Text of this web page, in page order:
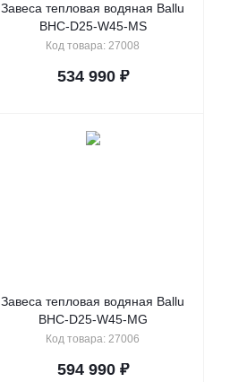
Завеса тепловая водяная Ballu
BHC-D25-W45-MS
Код товара: 27008
534 990₽
Завеса тепловая водяная Ballu
BHC-D25-W45-MG
Код товара: 27006
594 990₽